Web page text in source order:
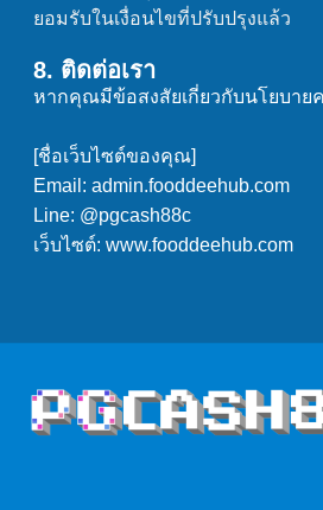
ยอมรับในเงื่อนไขที่ปรับปรุงแล้ว
8. ติดต่อเรา
หากคุณมีข้อสงสัยเกี่ยวกับนโยบาย
[ชื่อเว็บไซต์ของคุณ]
Email: admin.fooddeehub.com
Line: @pgcash88c
เว็บไซต์: www.fooddeehub.com